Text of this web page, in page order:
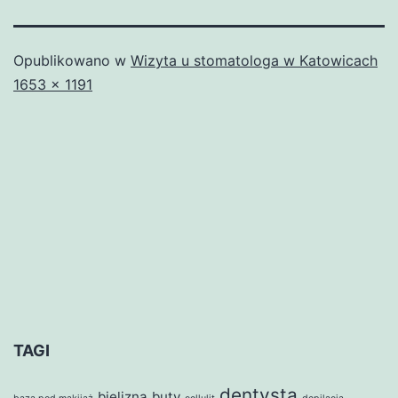
Opublikowano w Wizyta u stomatologa w Katowicach
Pełny
1653 × 1191
TAGI